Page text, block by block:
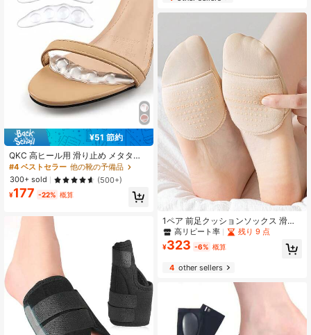
¥51 節約
QKC 高ヒール用 滑り止め メタタル
サルパッド 2個セット、透明 ハーフ
サイズインソール、滑り止め&耐摩耗
性シューズパッド
#4 ベストセラー 他の靴の予備品
300+ sold
(500+)
¥177 -22% 概算
1ペア 前足クッションソックス 滑り
止め 痛み軽減 吸湿速乾 カジュアル
シューズ ハイヒール用 アクセサリー
ギフトアイデア
高リピート率 残り 9 点
¥323 -6% 概算
4other sellers